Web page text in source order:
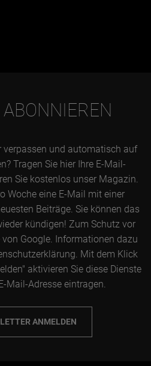
verpassen und automatisch auf
Tragen Sie hier Ihre E-Mail-
Sie kostenlos unser Magazin.
Woche eine E-Mail mit einer
Beiträge. Sie können das
kündigen! Zum Schutz vor
Google. Informationen dazu
Mit dem Klick
aktivieren Sie diese Dienste
Mail-Adresse eintragen.
ANMELDEN